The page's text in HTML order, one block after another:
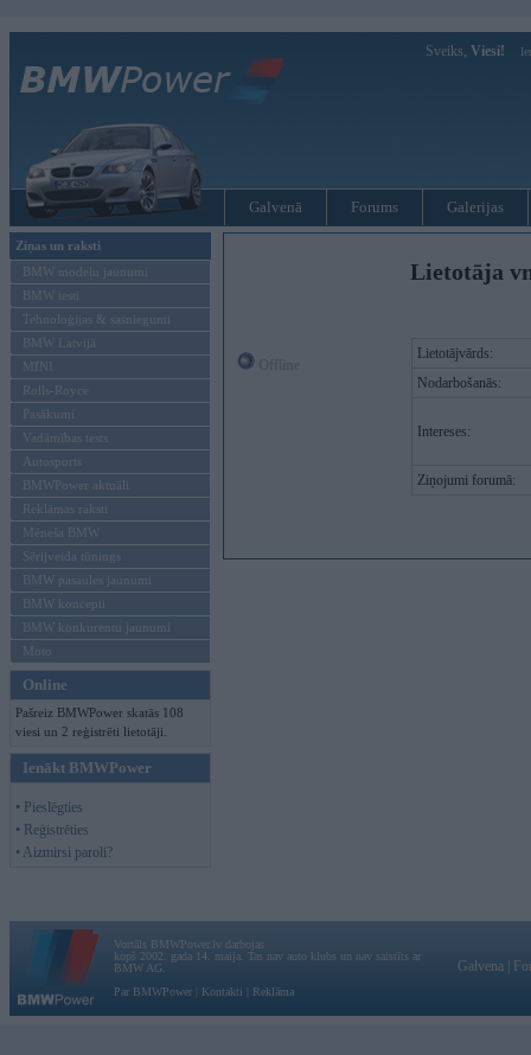
Sveiks, Viesi!
Galvenā Forums Galerijas
Ziņas un raksti
BMW modeļu jaunumi
BMW testi
Tehnoloģijas & sasniegumi
BMW Latvijā
MINI
Rolls-Royce
Pasākumi
Vadāmības tests
Autosports
BMWPower aktuāli
Reklāmas raksti
Mēneša BMW
Sērijveida tūnings
BMW pasaules jaunumi
BMW koncepti
BMW konkurentu jaunumi
Moto
Online
Pašreiz BMWPower skatās 108
viesi un 2 reģistrēti lietotāji.
Ienākt BMWPower
• Pieslēgties
• Reģistrēties
• Aizmirsi paroli?
Lietotāja
Lietotājvārds:
Nodarbošanās:
Intereses:
Ziņojumi forumā:
Vortāls BMWPower.lv darbojas
kopš 2002. gada 14. maija. Tas nav auto klubs un nav saistīts ar
BMW AG.
Par BMWPower
Kontakti Reklāma
Galvena